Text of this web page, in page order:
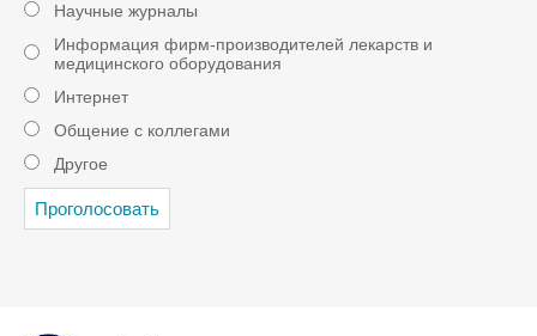
Научные журналы
Информация фирм-производителей лекарств и
медицинского оборудования
Интернет
Общение с коллегами
Другое